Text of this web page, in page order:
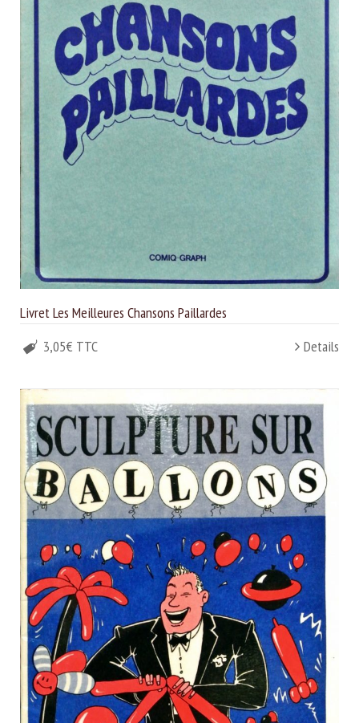
Livret Les Meilleures Chansons Paillardes
3,05€ TTC
Details